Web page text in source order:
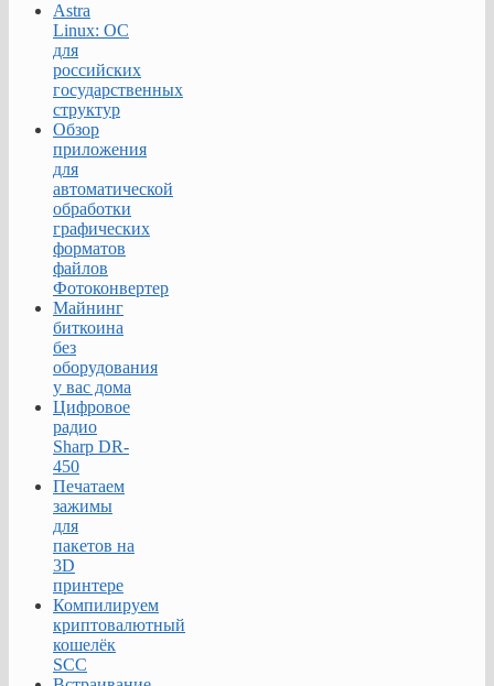
Astra
Linux: ОС
для
российских
государственных
структур
Обзор
приложения
для
автоматической
обработки
графических
форматов
файлов
Фотоконвертер
Майнинг
биткоина
без
оборудования
у вас дома
Цифровое
радио
Sharp DR-
450
Печатаем
зажимы
для
пакетов на
3D
принтере
Компилируем
криптовалютный
кошелёк
SCC